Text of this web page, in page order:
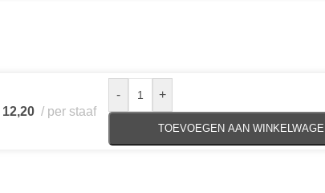
12,20 per staaf
- +
TOEVOEGEN AAN